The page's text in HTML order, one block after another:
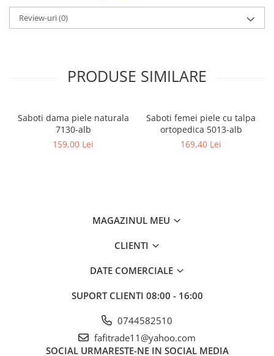
Review-uri(0)
PRODUSE SIMILARE
Saboti dama piele naturala
7130-alb
159,00 Lei
Saboti femei piele cu talpa
ortopedica 5013-alb
169,40 Lei
MAGAZINUL MEU
CLIENTI
DATE COMERCIALE
SUPORT CLIENTI 08:00 - 16:00
0744582510
fafitrade11@yahoo.com
SOCIAL URMARESTE-NE IN SOCIAL MEDIA